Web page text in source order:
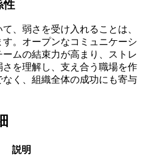
性
、弱さを受け入れることは、
。オープンなコミュニケーシ
ムの結束力が高まり、ストレ
を理解し、支え合う職場を作
く、組織全体の成功にも寄与
説明